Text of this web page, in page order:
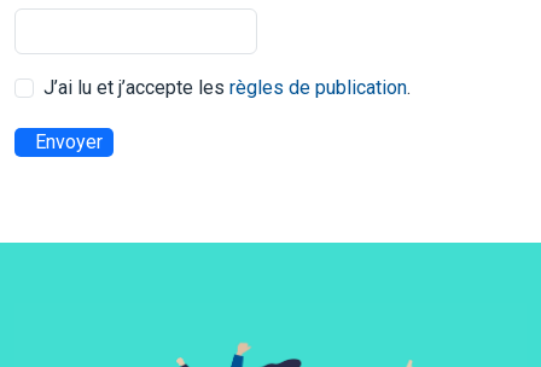
J’ai lu et j’accepte les règles de publication.
Envoyer